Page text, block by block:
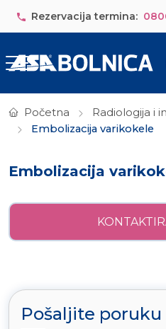
Rezervacija termina:
Početna
Radiologija i
Embolizacija varikokele
Embolizacija
Pošaljite poruku